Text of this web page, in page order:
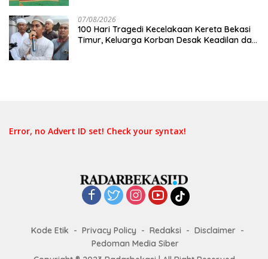
07/08/2026
100 Hari Tragedi Kecelakaan Kereta Bekasi
Timur, Keluarga Korban Desak Keadilan dan
Error, no Advert ID set! Check your syntax!
Kode Etik Privacy Policy Redaksi
Disclaimer
Pedoman Media Siber